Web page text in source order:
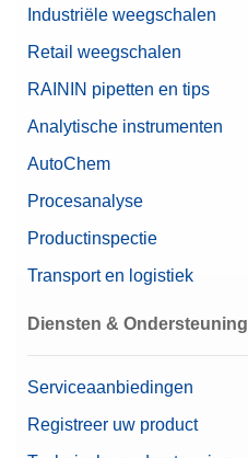
Industriële weegschalen
Retail weegschalen
RAININ pipetten en tips
Analytische instrumenten
AutoChem
Procesanalyse
Productinspectie
Transport en logistiek
Diensten & Ondersteuning
Serviceaanbiedingen
Registreer uw product